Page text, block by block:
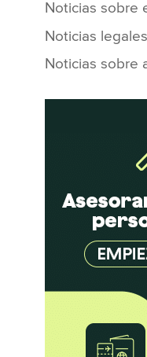
Noticias sobre
Noticias
Noticias sobre